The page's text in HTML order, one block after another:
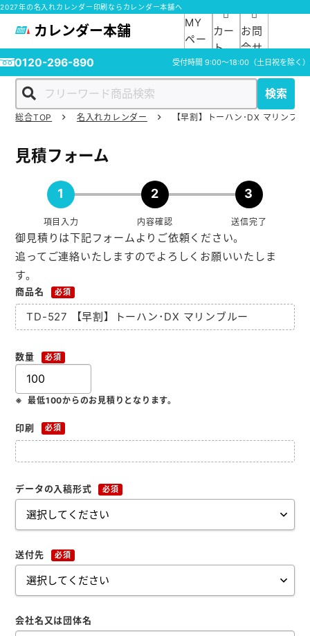
2027年の名入れカレンダー印刷ならカレンダー本舗へ
カレンダー本舗
検索
MY
ペー
ジ
カー
ト
お問
合せ
0120-296-890
受付時間 9:00～18:00 （土日祝を除く）
商品一覧
ご利用ガイド
入稿ガイド
スタッフ紹介
お役立ち情報
よくあるご質問
会社概要
ポケットティッシュ本舗
カレンダー本舗
ボックスティッシュ本舗
総合TOP 名入れカレンダー 【早割】トーハン･DX マリンブ
見積フォーム
1
項目入力
2
内容確認
3
送信完了
御見積りは下記フォームよりご依頼ください。
追ってご連絡いたしますのでよろしくお願いいたしま
す。
商品名 必須
TD-527 【早割】トーハン･DX マリンブルー
数量 必須
最低100からのお見積りとなります。
印刷 必須
データの入稿形式 必須
送付先 必須
会社名又は団体名